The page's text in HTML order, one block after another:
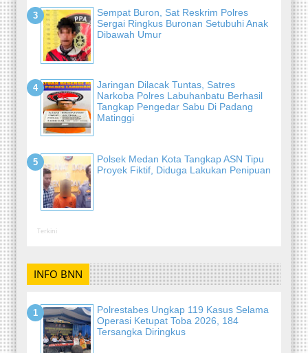
Sempat Buron, Sat Reskrim Polres
Sergai Ringkus Buronan Setubuhi Anak
Dibawah Umur
Jaringan Dilacak Tuntas, Satres
Narkoba Polres Labuhanbatu Berhasil
Tangkap Pengedar Sabu Di Padang
Matinggi
Polsek Medan Kota Tangkap ASN Tipu
Proyek Fiktif, Diduga Lakukan Penipuan
Terkini
INFO BNN
Polrestabes Ungkap 119 Kasus Selama
Operasi Ketupat Toba 2026, 184
Tersangka Diringkus